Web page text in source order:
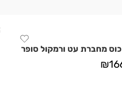
מחברת עט ורמקול סופר
₪